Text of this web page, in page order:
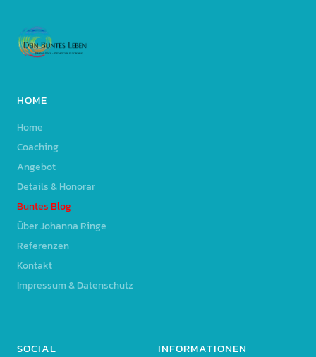
HOME
Home
Coaching
Angebot
Details & Honorar
Buntes Blog
Über Johanna Ringe
Referenzen
Kontakt
Impressum & Datenschutz
SOCIAL INFORMATIONEN